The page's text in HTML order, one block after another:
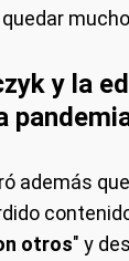
y la
además
otros" y